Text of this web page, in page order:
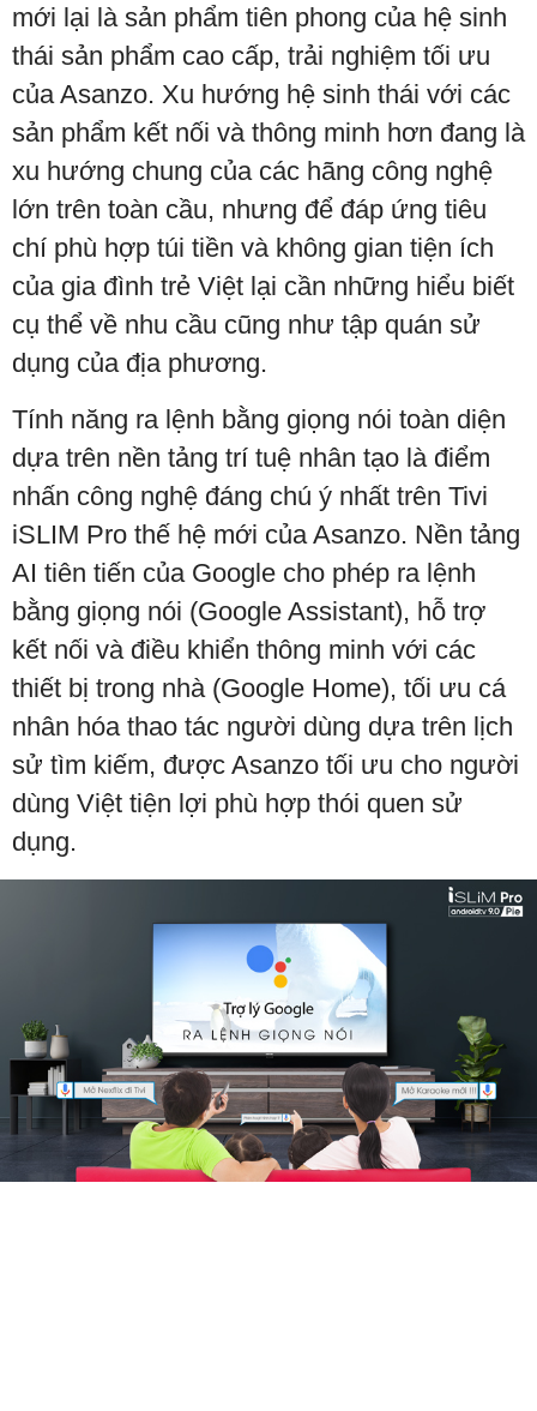
mới lại là sản phẩm tiên phong của hệ sinh
thái sản phẩm cao cấp, trải nghiệm tối ưu
của Asanzo. Xu hướng hệ sinh thái với các
sản phẩm kết nối và thông minh hơn đang là
xu hướng chung của các hãng công nghệ
lớn trên toàn cầu, nhưng để đáp ứng tiêu
chí phù hợp túi tiền và không gian tiện ích
của gia đình trẻ Việt lại cần những hiểu biết
cụ thể về nhu cầu cũng như tập quán sử
dụng của địa phương.
Tính năng ra lệnh bằng giọng nói toàn diện
dựa trên nền tảng trí tuệ nhân tạo là điểm
nhấn công nghệ đáng chú ý nhất trên Tivi
iSLIM Pro thế hệ mới của Asanzo. Nền tảng
AI tiên tiến của Google cho phép ra lệnh
bằng giọng nói (Google Assistant), hỗ trợ
kết nối và điều khiển thông minh với các
thiết bị trong nhà (Google Home), tối ưu cá
nhân hóa thao tác người dùng dựa trên lịch
sử tìm kiếm, được Asanzo tối ưu cho người
dùng Việt tiện lợi phù hợp thói quen sử
dụng.